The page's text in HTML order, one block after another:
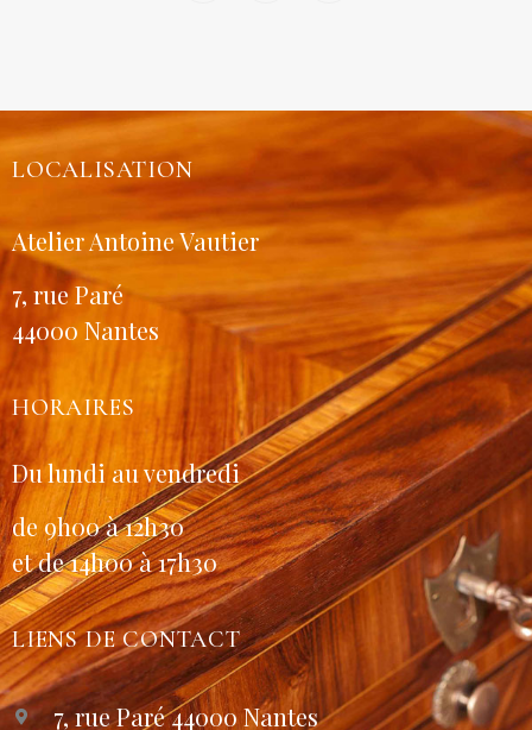
LOCALISATION
Atelier Antoine Vautier
7, rue Paré
44000 Nantes
HORAIRES
Du lundi au vendredi
de 9h00 à 12h30
et de 14h00 à 17h30
LIENS DE CONTACT
7, rue Paré 44000 Nantes